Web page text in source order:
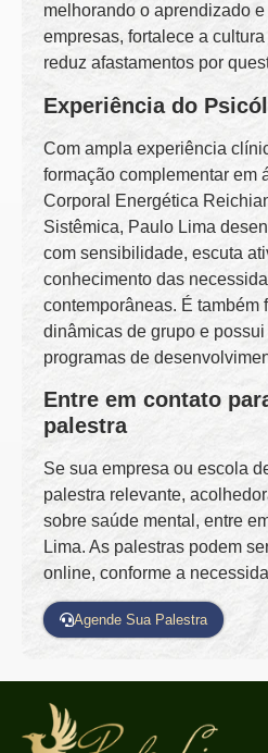
melhorando o aprendizado
empresas, fortalece a
reduz afastamentos por
Experiência do
Com ampla experiência
formação complementar em
Corporal Energética
Sistêmica, Paulo Lima
com sensibilidade, escuta
conhecimento das
contemporâneas. É também
dinâmicas de grupo e
programas de
Entre em contato
palestra
Se sua empresa ou escola
palestra relevante,
sobre saúde mental, entre
Lima. As palestras podem
online, conforme a
Agende Sua Palestra